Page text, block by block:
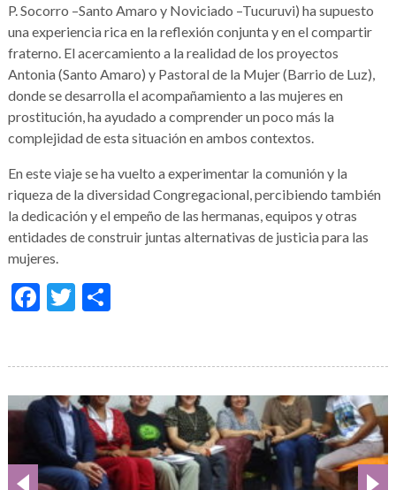
P. Socorro –Santo Amaro y Noviciado –Tucuruvi) ha supuesto
una experiencia rica en la reflexión conjunta y en el compartir
fraterno. El acercamiento a la realidad de los proyectos
Antonia (Santo Amaro) y Pastoral de la Mujer (Barrio de Luz),
donde se desarrolla el acompañamiento a las mujeres en
prostitución, ha ayudado a comprender un poco más la
complejidad de esta situación en ambos contextos.
En este viaje se ha vuelto a experimentar la comunión y la
riqueza de la diversidad Congregacional, percibiendo también
la dedicación y el empeño de las hermanas, equipos y otras
entidades de construir juntas alternativas de justicia para las
mujeres.
Facebook
Twitter
Condividi
de
imágenes